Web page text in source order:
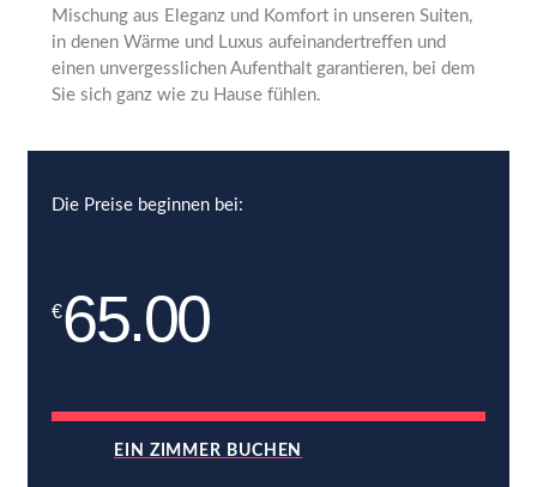
Mischung aus Eleganz und Komfort in unseren Suiten,
in denen Wärme und Luxus aufeinandertreffen und
einen unvergesslichen Aufenthalt garantieren, bei dem
Sie sich ganz wie zu Hause fühlen.
Die Preise beginnen bei:
€65.00
EIN ZIMMER BUCHEN